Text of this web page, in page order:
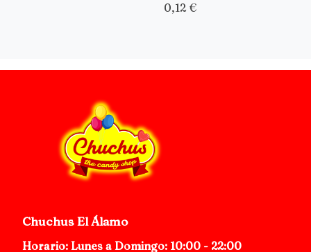
0,12 €
Chuchus El Álamo
Horario: Lunes a Domingo: 10:00 - 22:00